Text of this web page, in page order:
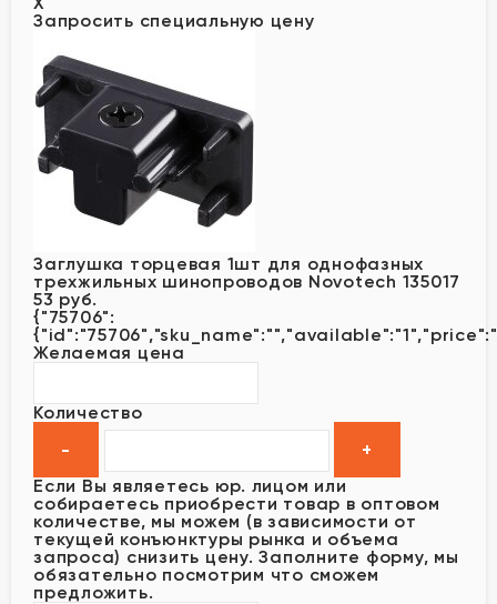
Запросить специальную цену
Заглушка торцевая 1шт для однофазных
трехжильных шинопроводов Novotech 135017
53 руб.
{"75706":
Желаемая цена
Количество
Если Вы являетесь юр. лицом или
собираетесь приобрести товар в оптовом
количестве, мы можем (в зависимости от
текущей конъюнктуры рынка и объема
запроса) снизить цену. Заполните форму, мы
обязательно посмотрим что сможем
предложить.